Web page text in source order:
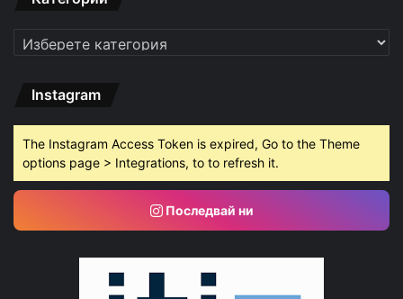
Категории
Instagram
The Instagram Access Token is expired, Go to the Theme
options page > Integrations, to to refresh it.
Последвай ни